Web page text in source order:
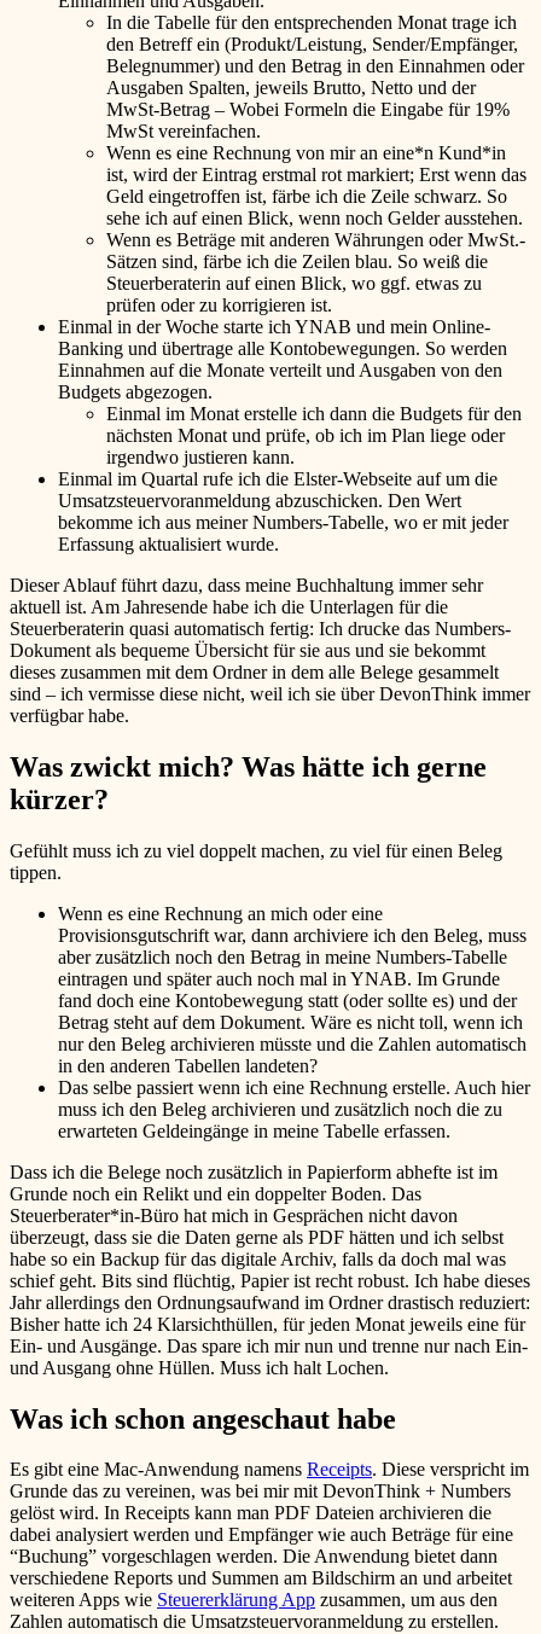
In die Tabelle für den entsprechenden Monat trage ich
den Betreff ein (Produkt/Leistung, Sender/Empfänger,
Belegnummer) und den Betrag in den Einnahmen oder
Ausgaben Spalten, jeweils Brutto, Netto und der
MwSt-Betrag – Wobei Formeln die Eingabe für 19%
MwSt vereinfachen.
Wenn es eine Rechnung von mir an eine*n Kund*in
ist, wird der Eintrag erstmal rot markiert; Erst wenn das
Geld eingetroffen ist, färbe ich die Zeile schwarz. So
sehe ich auf einen Blick, wenn noch Gelder ausstehen.
Wenn es Beträge mit anderen Währungen oder MwSt.-
Sätzen sind, färbe ich die Zeilen blau. So weiß die
Steuerberaterin auf einen Blick, wo ggf. etwas zu
prüfen oder zu korrigieren ist.
Einmal in der Woche starte ich YNAB und mein Online-
Banking und übertrage alle Kontobewegungen. So werden
Einnahmen auf die Monate verteilt und Ausgaben von den
Budgets abgezogen.
Einmal im Monat erstelle ich dann die Budgets für den
nächsten Monat und prüfe, ob ich im Plan liege oder
irgendwo justieren kann.
Einmal im Quartal rufe ich die Elster-Webseite auf um die
Umsatzsteuervoranmeldung abzuschicken. Den Wert
bekomme ich aus meiner Numbers-Tabelle, wo er mit jeder
Erfassung aktualisiert wurde.
Dieser Ablauf führt dazu, dass meine Buchhaltung immer sehr
aktuell ist. Am Jahresende habe ich die Unterlagen für die
Steuerberaterin quasi automatisch fertig: Ich drucke das Numbers-
Dokument als bequeme Übersicht für sie aus und sie bekommt
dieses zusammen mit dem Ordner in dem alle Belege gesammelt
sind – ich vermisse diese nicht, weil ich sie über DevonThink immer
verfügbar habe.
Was zwickt mich? Was hätte ich gerne
kürzer?
Gefühlt muss ich zu viel doppelt machen, zu viel für einen Beleg
tippen.
Wenn es eine Rechnung an mich oder eine
Provisionsgutschrift war, dann archiviere ich den Beleg, muss
aber zusätzlich noch den Betrag in meine Numbers-Tabelle
eintragen und später auch noch mal in YNAB. Im Grunde
fand doch eine Kontobewegung statt (oder sollte es) und der
Betrag steht auf dem Dokument. Wäre es nicht toll, wenn ich
nur den Beleg archivieren müsste und die Zahlen automatisch
in den anderen Tabellen landeten?
Das selbe passiert wenn ich eine Rechnung erstelle. Auch hier
muss ich den Beleg archivieren und zusätzlich noch die zu
erwarteten Geldeingänge in meine Tabelle erfassen.
Dass ich die Belege noch zusätzlich in Papierform abhefte ist im
Grunde noch ein Relikt und ein doppelter Boden. Das
Steuerberater*in-Büro hat mich in Gesprächen nicht davon
überzeugt, dass sie die Daten gerne als PDF hätten und ich selbst
habe so ein Backup für das digitale Archiv, falls da doch mal was
schief geht. Bits sind flüchtig, Papier ist recht robust. Ich habe dieses
Jahr allerdings den Ordnungsaufwand im Ordner drastisch reduziert:
Bisher hatte ich 24 Klarsichthüllen, für jeden Monat jeweils eine für
Ein- und Ausgänge. Das spare ich mir nun und trenne nur nach Ein-
und Ausgang ohne Hüllen. Muss ich halt Lochen.
Was ich schon angeschaut habe
Es gibt eine Mac-Anwendung namens Receipts. Diese verspricht im
Grunde das zu vereinen, was bei mir mit DevonThink + Numbers
gelöst wird. In Receipts kann man PDF Dateien archivieren die
dabei analysiert werden und Empfänger wie auch Beträge für eine
“Buchung” vorgeschlagen werden. Die Anwendung bietet dann
verschiedene Reports und Summen am Bildschirm an und arbeitet
weiteren Apps wie Steuererklärung App zusammen, um aus den
Zahlen automatisch die Umsatzsteuervoranmeldung zu erstellen.